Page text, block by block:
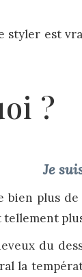
styler est
?
Je
bien plus
tellement
du
la